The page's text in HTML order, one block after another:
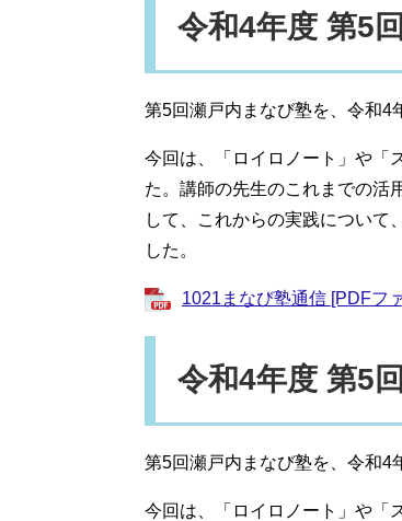
令和4年度 第5
第5回瀬戸内まなび塾を、令和4
今回は、「ロイロノート」や「
た。講師の先生のこれまでの活
して、これからの実践について
した。
1021まなび塾通信 [PDFフ
令和4年度 第5
第5回瀬戸内まなび塾を、令和4
今回は、「ロイロノート」や「